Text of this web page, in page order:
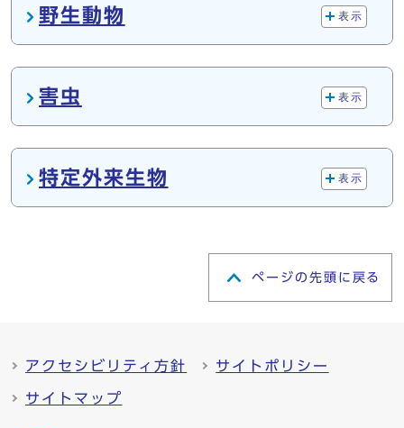
野生動物 表示
害虫 表示
特定外来生物 表示
ページの先頭に戻る
アクセシビリティ方針 サイトポリシー
サイトマップ